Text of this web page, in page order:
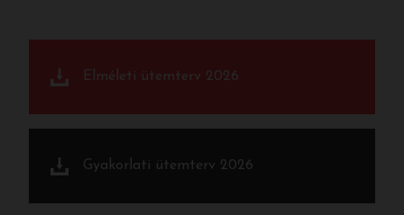
Elméleti ütemterv 2026
Gyakorlati ütemterv 2026